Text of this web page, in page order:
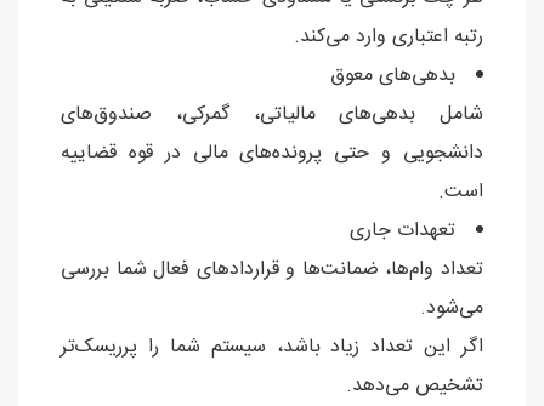
رتبه اعتباری وارد می‌کند.
بدهی‌های معوق
شامل بدهی‌های مالیاتی، گمرکی، صندوق‌های
دانشجویی و حتی پرونده‌های مالی در قوه قضاییه
است.
تعهدات جاری
تعداد وام‌ها، ضمانت‌ها و قراردادهای فعال شما بررسی
می‌شود.
اگر این تعداد زیاد باشد، سیستم شما را پرریسک‌تر
تشخیص می‌دهد.